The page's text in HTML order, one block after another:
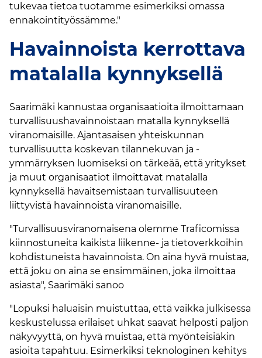
tukevaa tietoa tuotamme esimerkiksi omassa
ennakointityössämme."
Havainnoista kerrottava
matalalla kynnyksellä
Saarimäki kannustaa organisaatioita ilmoittamaan
turvallisuushavainnoistaan matalla kynnyksellä
viranomaisille. Ajantasaisen yhteiskunnan
turvallisuutta koskevan tilannekuvan ja -
ymmärryksen luomiseksi on tärkeää, että yritykset
ja muut organisaatiot ilmoittavat matalalla
kynnyksellä havaitsemistaan turvallisuuteen
liittyvistä havainnoista viranomaisille.
"Turvallisuusviranomaisena olemme Traficomissa
kiinnostuneita kaikista liikenne- ja tietoverkkoihin
kohdistuneista havainnoista. On aina hyvä muistaa,
että joku on aina se ensimmäinen, joka ilmoittaa
asiasta", Saarimäki sanoo
"Lopuksi haluaisin muistuttaa, että vaikka julkisessa
keskustelussa erilaiset uhkat saavat helposti paljon
näkyvyyttä, on hyvä muistaa, että myönteisiäkin
asioita tapahtuu. Esimerkiksi teknologinen kehitys